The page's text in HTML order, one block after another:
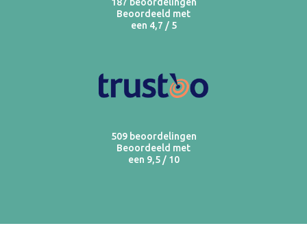
Beoordeeld met
een 4,7 / 5
509 beoordelingen
Beoordeeld met
een 9,5 / 10